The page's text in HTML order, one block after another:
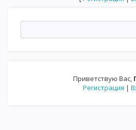
Приветствую Вас,
Регистрация |